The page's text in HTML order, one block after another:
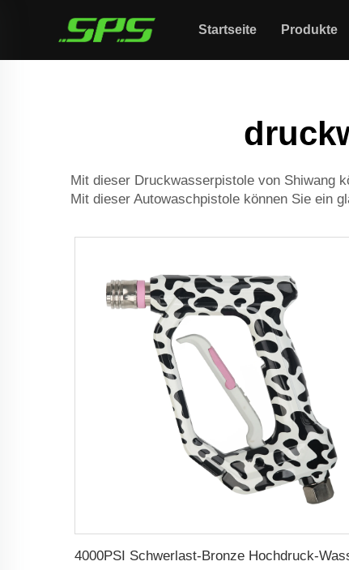
Startseite Produkte
Mit dieser Druckwasserpistole von Shiwang
Mit dieser Autowaschpistole können Sie ein